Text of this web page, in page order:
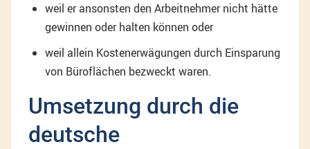
weil er ansonsten den Arbeitnehmer nicht hätte
gewinnen oder halten können oder
weil allein Kostenerwägungen durch Einsparung
von Büroflächen bezweckt waren.
Umsetzung durch die
deutsche